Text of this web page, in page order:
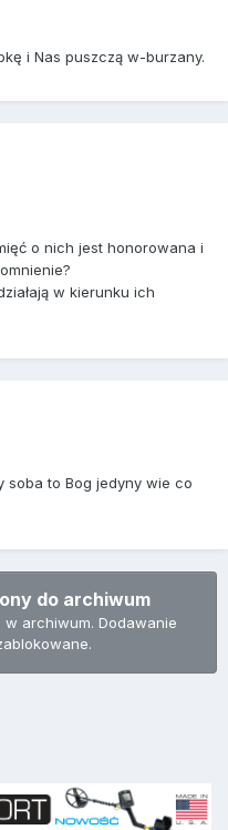
i Nas puszczą w-burzany.
o nich jest honorowana i
w kierunku ich
soba to Bog jedyny wie co
do archiwum
archiwum. Dodawanie